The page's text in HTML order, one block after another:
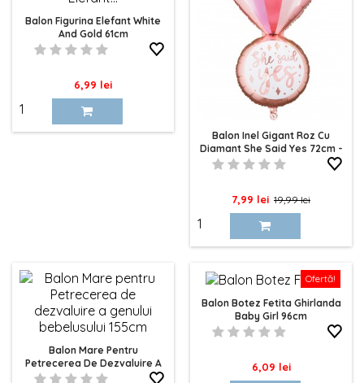
Balon Figurina Elefant White
And Gold 61cm
Pret
6,99 lei
Balon Inel Gigant Roz Cu
Diamant She Said Yes 72cm -
Petrecerea Burlacitelor
Pret
7,99 lei Pret
baza
19,99 lei
Balon Mare Pentru
Petrecerea De Dezvaluire A
Genului Bebelusului 155cm
Ofertă!
Balon Botez Fetita Ghirlanda
Baby Girl 96cm
Pret
6,09 lei